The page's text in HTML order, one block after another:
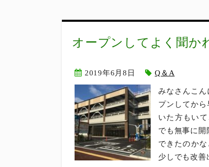
オープンしてよく聞か
2019年6月8日 Q＆A
みなさんこ
プンしてか
いた方もい
でも無事に開
できたのか
少しでも改善